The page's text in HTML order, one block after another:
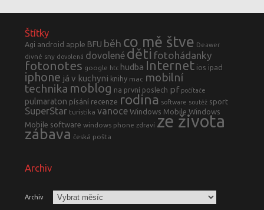
Štítky
Agi android apple BFU běh co mě štve Deawer
divné sny dovolená dovolené děti fotohádanky
fotonotes google htc hudba Internet ios ipad
iphone já v kuchyni knihy mac mobilní
technika moblog na první poslech pf počítače
pulmaraton písání recenze rodina software soutěž sport
SuperStar turistika vanoce Windows Mobile Windows
Mobile software windows phone zdraví ze života
zábava česká pošta
Archiv
Archiv